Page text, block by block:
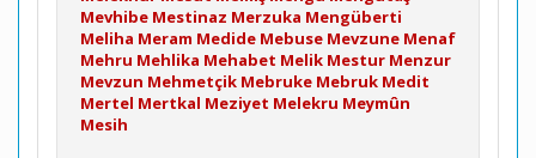
Mevhibe Mestinaz Merzuka Mengüberti
Meliha Meram Medide Mebuse Mevzune Menaf
Mehru Mehlika Mehabet Melik Mestur Menzur
Mevzun Mehmetçik Mebruke Mebruk Medit
Mertel Mertkal Meziyet Melekru Meymûn
Mesih